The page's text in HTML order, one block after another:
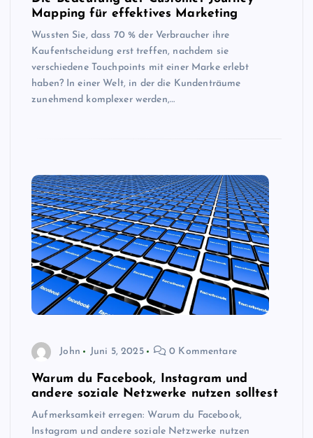
Mapping für effektives Marketing
Wussten Sie, dass 70 % der Verbraucher ihre
Kaufentscheidung erst treffen, nachdem sie
verschiedene Touchpoints mit einer Marke erlebt
haben? In einer Welt, in der die Kundenträume
zunehmend komplexer werden,…
John Juni 5, 2025 0 Kommentare
Warum du Facebook, Instagram und
andere soziale Netzwerke nutzen solltest
Aufmerksamkeit erregen: Warum du Facebook,
Instagram und andere soziale Netzwerke nutzen